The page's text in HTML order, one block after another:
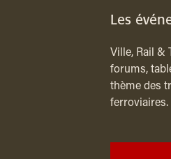
Les
Ville, Rail &
forums,
thème des
ferroviaires.